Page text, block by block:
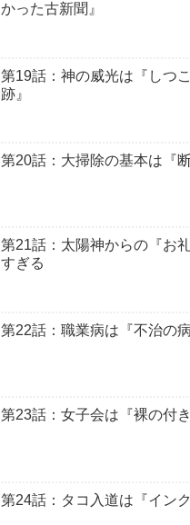
かった古新聞』
第19話：神の威光は『しつ
跡』
第20話：大掃除の基本は『断
第21話：太陽神からの『お
すぎる
第22話：職業病は『不治の病
第23話：女子会は『裸の付き
第24話：タコ入道は『インク